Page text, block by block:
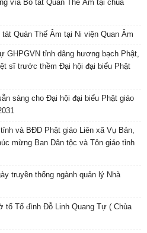
vía Bồ tát Quán Thế Âm tại chùa
Quán Thế Âm tại Ni viện Quan Âm
GHPGVN tỉnh dâng hương bạch Phật,
sĩ trước thềm Đại hội đại biểu Phật
sàng cho Đại hội đại biểu Phật giáo
và BĐD Phật giáo Liên xã Vụ Bản,
mừng Ban Dân tộc và Tôn giáo tỉnh
truyền thống ngành quản lý Nhà
tổ Tổ đình Đỗ Linh Quang Tự ( Chùa